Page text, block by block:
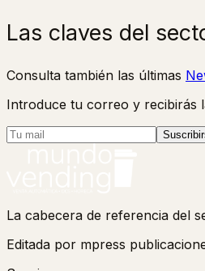
Las claves del
Consulta también las últimas
Introduce tu correo y recibirás
La cabecera de referencia del
Editada por mpress